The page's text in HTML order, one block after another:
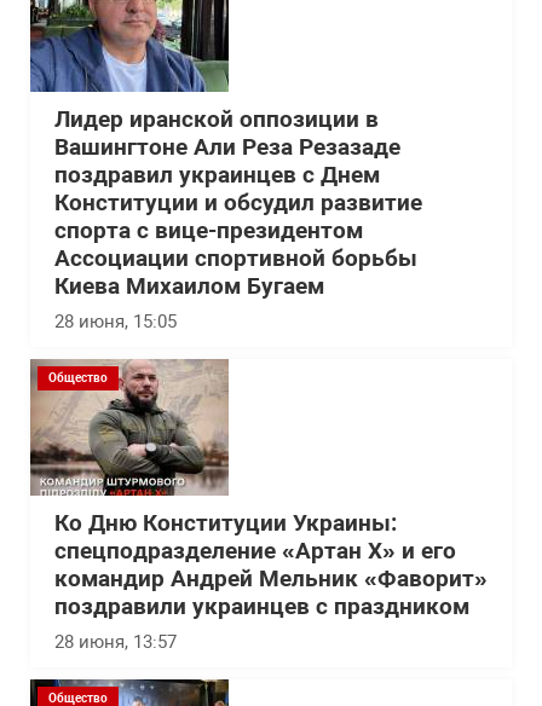
Лидер иранской оппозиции в
Вашингтоне Али Реза Резазаде
поздравил украинцев с Днем
Конституции и обсудил развитие
спорта с вице-президентом
Ассоциации спортивной борьбы
Киева Михаилом Бугаем
28 июня, 15:05
Общество
Ко Дню Конституции Украины:
спецподразделение «Артан Х» и его
командир Андрей Мельник «Фаворит»
поздравили украинцев с праздником
28 июня, 13:57
Общество